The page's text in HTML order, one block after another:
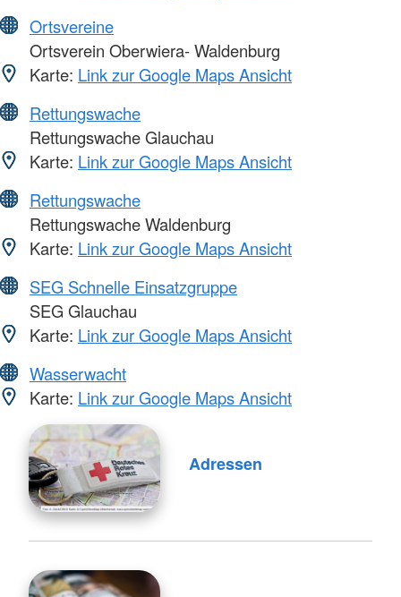
Ortsvereine
Ortsverein Oberwiera- Waldenburg
Karte: Link zur Google Maps Ansicht
Rettungswache
Rettungswache Glauchau
Karte: Link zur Google Maps Ansicht
Rettungswache
Rettungswache Waldenburg
Karte: Link zur Google Maps Ansicht
SEG Schnelle Einsatzgruppe
SEG Glauchau
Karte: Link zur Google Maps Ansicht
Wasserwacht
Karte: Link zur Google Maps Ansicht
Adressen